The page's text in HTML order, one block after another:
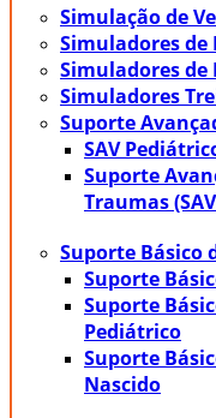
Simulação de
Simuladores de
Simuladores de
Simuladores
Suporte
SAV
Suporte
Traumas
Suporte Básico
Suporte
Suporte
Pediátrico
Suporte
Nascido